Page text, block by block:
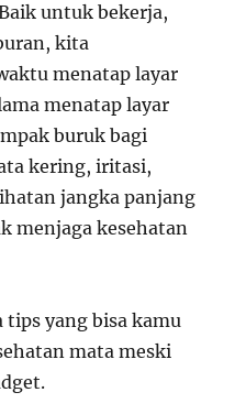
untuk bekerja,
kita
menatap layar
menatap layar
buruk bagi
kering, iritasi,
jangka panjang
menjaga kesehatan
tips yang bisa kamu
mata meski